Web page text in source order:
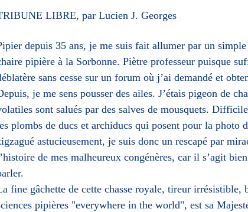
LIBRE, par Lucien J. Georges
depuis 35 ans, je me suis fait allumer par un
pipière à la Sorbonne. Piètre professeur puisque
sans cesse sur un forum où j’ai demandé et
je me sens pousser des ailes. J’étais pigeon de
sont salués par des salves de mousquets.
plombs de ducs et archiducs qui posent pour la photo
astucieusement, je suis donc un rescapé par
de mes malheureux congénères, car il s’agit
fine gâchette de cette chasse royale, tireur
pipières "everywhere in the world", est sa